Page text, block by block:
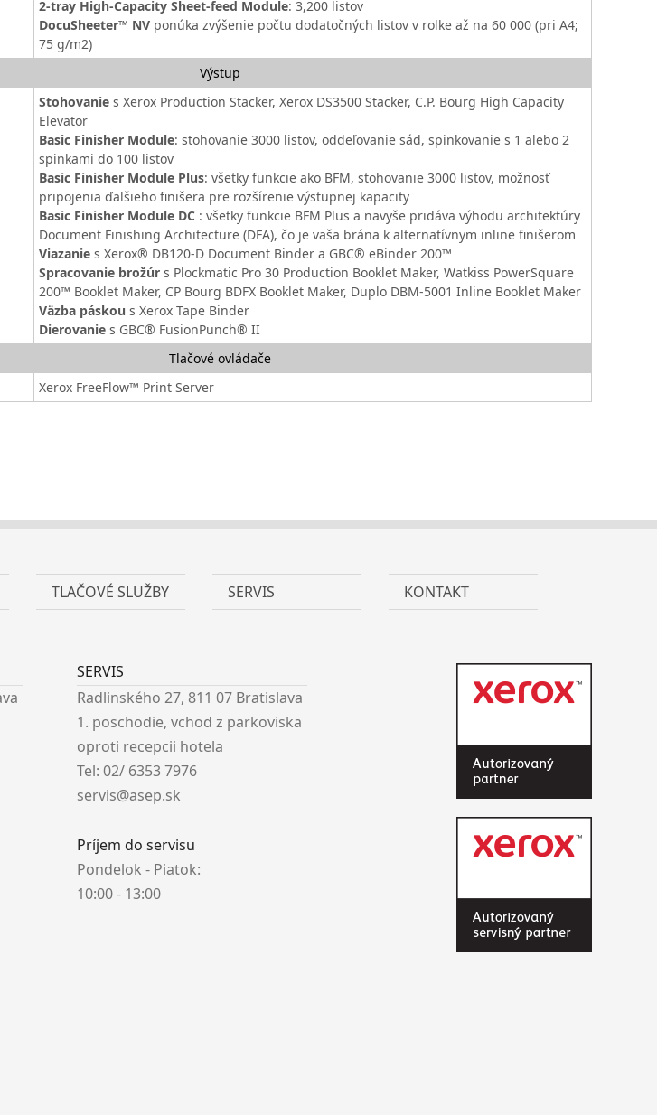
2-tray High-Capacity Sheet-feed Module: 3,200 listov
DocuSheeter™ NV ponúka zvýšenie počtu dodatočných listov v rolke až na 60 000 (pri A4;
75 g/m2)
Výstup
Stohovanie s Xerox Production Stacker, Xerox DS3500 Stacker, C.P. Bourg High Capacity
Elevator
Basic Finisher Module: stohovanie 3000 listov, oddeľovanie sád, spinkovanie s 1 alebo 2
spinkami do 100 listov
Basic Finisher Module Plus: všetky funkcie ako BFM, stohovanie 3000 listov, možnosť
pripojenia ďalšieho finišera pre rozšírenie výstupnej kapacity
Basic Finisher Module DC : všetky funkcie BFM Plus a navyše pridáva výhodu architektúry
Document Finishing Architecture (DFA), čo je vaša brána k alternatívnym inline finišerom
Viazanie s Xerox® DB120-D Document Binder a GBC® eBinder 200™
Spracovanie brožúr s Plockmatic Pro 30 Production Booklet Maker, Watkiss PowerSquare
200™ Booklet Maker, CP Bourg BDFX Booklet Maker, Duplo DBM-5001 Inline Booklet Maker
Väzba páskou s Xerox Tape Binder
Dierovanie s GBC® FusionPunch® II
Tlačové ovládače
Xerox FreeFlow™ Print Server
TLAČOVÉ SLUŽBY SERVIS KONTAKT
SERVIS
Radlinského 27, 811 07 Bratislava
1. poschodie, vchod z parkoviska
oproti recepcii hotela
Tel: 02/ 6353 7976
servis@asep.sk
Príjem do servisu
Pondelok - Piatok:
10:00 - 13:00